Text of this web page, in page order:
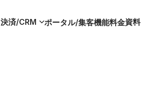
決済/CRM ポータル/集客機能料金資料